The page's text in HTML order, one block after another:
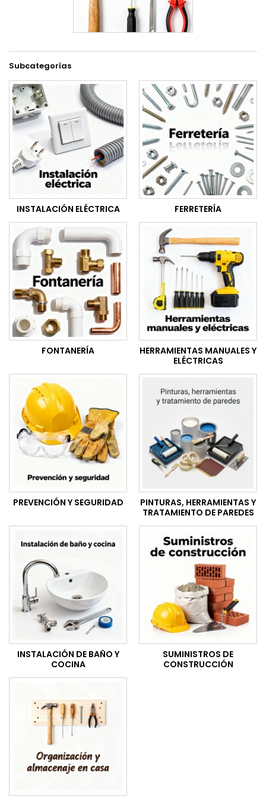
Subcategorías
INSTALACIÓN ELÉCTRICA FERRETERÍA
FONTANERÍA
HERRAMIENTAS MANUALES Y
ELÉCTRICAS
PREVENCIÓN Y SEGURIDAD
PINTURAS, HERRAMIENTAS Y
TRATAMIENTO DE PAREDES
INSTALACIÓN DE BAÑO Y
COCINA
SUMINISTROS DE
CONSTRUCCIÓN